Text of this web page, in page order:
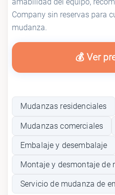
Company sin reservas para
mudanza.
💰 Ver
Mudanzas residenciales
Mudanzas comerciales
Embalaje y desembalaje
Montaje y desmontaje de
Servicio de mudanza de